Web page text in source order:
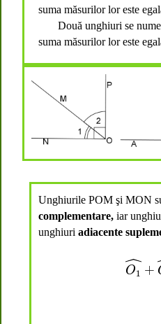
suma măsurilor loreste e
Două unghiuri se
suma măsurilor loreste e
Unghiurile POM şi MON
complementare, iar
unghiuri adiacente
O1
O1
O1 +